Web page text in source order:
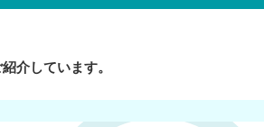
介しています。